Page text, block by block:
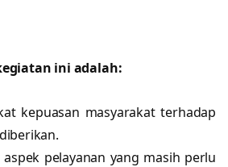
ini adalah:
kepuasan masyarakat terhadap
pelayanan yang masih perlu